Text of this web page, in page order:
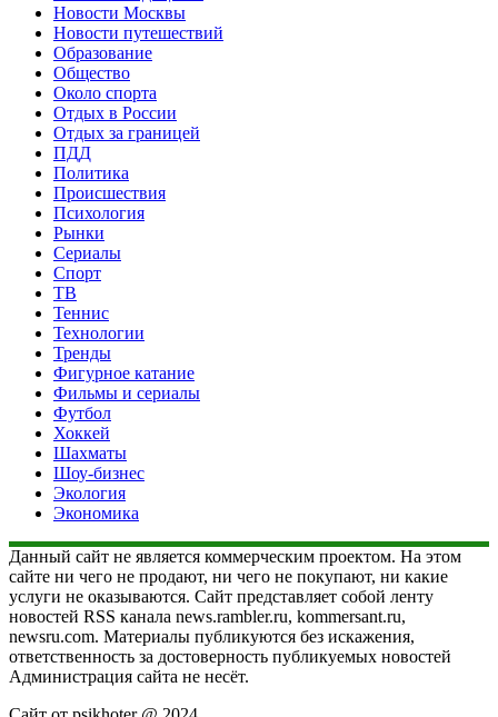
Новости Москвы
Новости путешествий
Образование
Общество
Около спорта
Отдых в России
Отдых за границей
ПДД
Политика
Происшествия
Психология
Рынки
Сериалы
Спорт
ТВ
Теннис
Технологии
Тренды
Фигурное катание
Фильмы и сериалы
Футбол
Хоккей
Шахматы
Шоу-бизнес
Экология
Экономика
Данный сайт не является коммерческим проектом. На этом
сайте ни чего не продают, ни чего не покупают, ни какие
услуги не оказываются. Сайт представляет собой ленту
новостей RSS канала news.rambler.ru, kommersant.ru,
newsru.com. Материалы публикуются без искажения,
ответственность за достоверность публикуемых новостей
Администрация сайта не несёт.